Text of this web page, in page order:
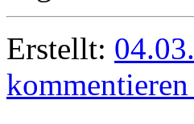
Erstellt:
kommentieren